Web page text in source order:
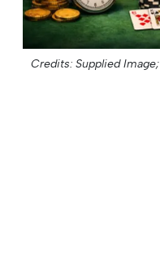
Credits: Supplied Image;